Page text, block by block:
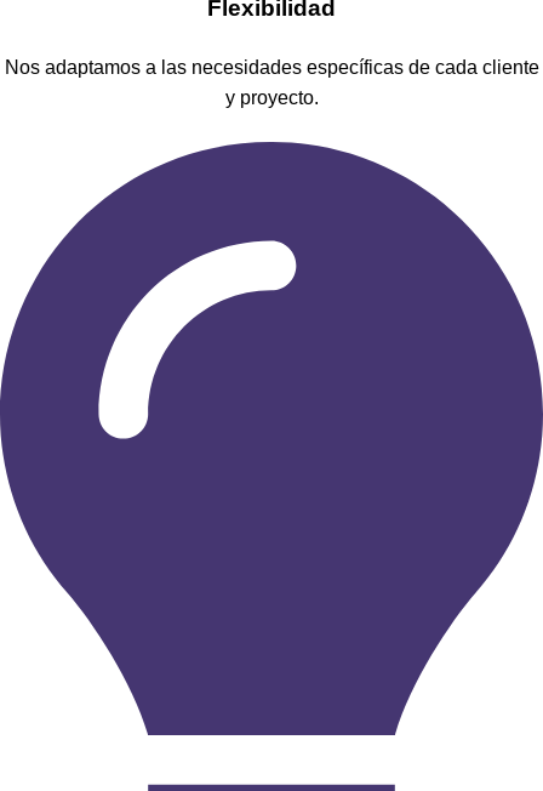
​Flexibilidad
Nos adaptamos a las necesidades específicas de cada cliente
y proyecto.